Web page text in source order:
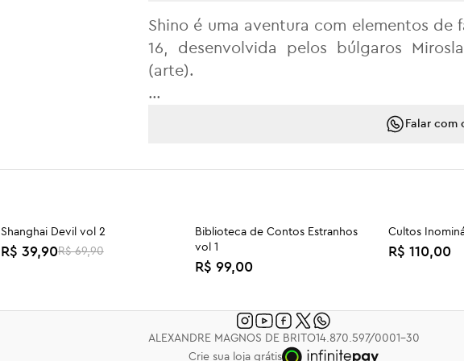
Shino é uma aventura com elementos
16, desenvolvida pelos búlgaros
(arte).
Publicada originalmente em 2013, na
Shino percebe que sua vida mudou
camponês das montanhas vivendo
Matsumoto. O jovem samurai se
responsabilidade sobre o destino de
Falar com
-43%
Shanghai Devil vol 2
R$ 39,90R$ 69,90
Biblioteca de Contos Estranhos
vol 1
R$ 99,00
Cultos
R$ 110,00
ALEXANDRE MAGNOS DE BRITO14.870.597/0001-30
Crie sua loja grátis